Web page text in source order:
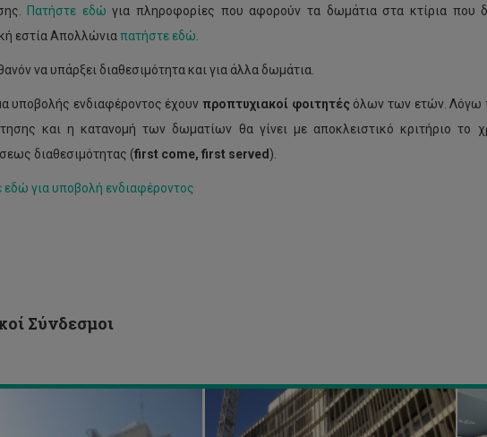
Πατήστε εδώγια πληροφορίες που αφορούν τα δωμάτια στα κτίρια που
εστία Απολλώνια πατήστε εδώ
να υπάρξει διαθεσιμότητα και για άλλα δωμάτια.
υποβολής ενδιαφέροντος έχουν προπτυχιακοί φοιτητέςόλων των ετών. Λόγω
και η κατανομή των δωματίων θα γίνει με αποκλειστικό κριτήριο το
διαθεσιμότητας (first come, first served ).
εδώ για υποβολή ενδιαφέροντος
Σύνδεσμοι